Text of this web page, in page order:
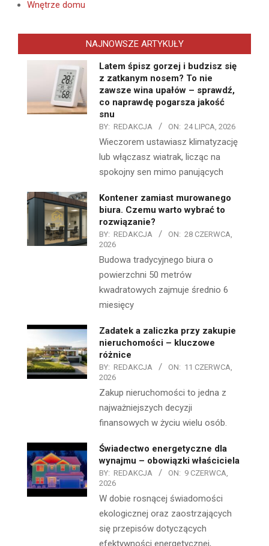
Wnętrze domu
NAJNOWSZE ARTYKUŁY
Latem śpisz gorzej i budzisz się
z zatkanym nosem? To nie
zawsze wina upałów – sprawdź,
co naprawdę pogarsza jakość
snu
BY: REDAKCJA ON: 24 LIPCA, 2026
Wieczorem ustawiasz klimatyzację
lub włączasz wiatrak, licząc na
spokojny sen mimo panujących
Kontener zamiast murowanego
biura. Czemu warto wybrać to
rozwiązanie?
BY: REDAKCJA ON: 28 CZERWCA,
2026
Budowa tradycyjnego biura o
powierzchni 50 metrów
kwadratowych zajmuje średnio 6
miesięcy
Zadatek a zaliczka przy zakupie
nieruchomości – kluczowe
różnice
BY: REDAKCJA ON: 11 CZERWCA,
2026
Zakup nieruchomości to jedna z
najważniejszych decyzji
finansowych w życiu wielu osób.
Świadectwo energetyczne dla
wynajmu – obowiązki właściciela
BY: REDAKCJA ON: 9 CZERWCA,
2026
W dobie rosnącej świadomości
ekologicznej oraz zaostrzających
się przepisów dotyczących
efektywności energetycznej,